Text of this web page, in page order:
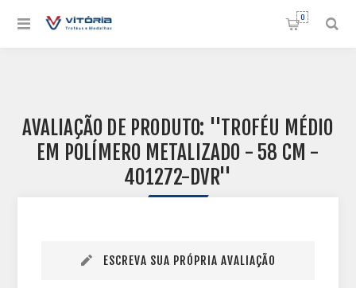
0
AVALIAÇÃO DE PRODUTO:
TROFÉU MÉDIO
EM POLÍMERO METALIZADO - 58 CM -
401272-DVR
ESCREVA SUA PRÓPRIA AVALIAÇÃO